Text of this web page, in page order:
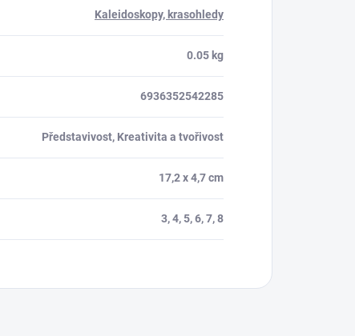
Kaleidoskopy, krasohledy
0.05 kg
6936352542285
Představivost, Kreativita a tvořivost
17,2 x 4,7 cm
3, 4, 5, 6, 7, 8